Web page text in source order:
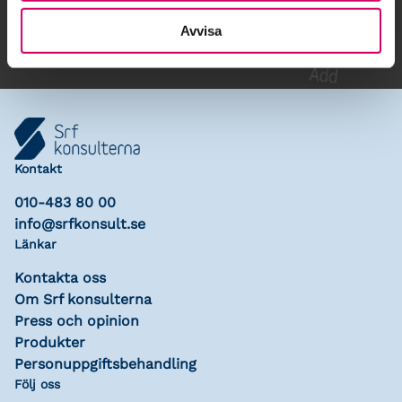
Avvisa
Kontakt
010-483 80 00
info@srfkonsult.se
Länkar
Kontakta oss
Om Srf konsulterna
Press och opinion
Produkter
Personuppgiftsbehandling
Följ oss